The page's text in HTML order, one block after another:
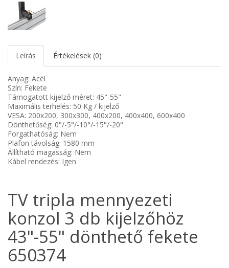
Leírás Értékelések (0)
Anyag: Acél
Szín: Fekete
Támogatott kijelző méret: 45"-55"
Maximális terhelés: 50 Kg / kijelző
VESA: 200x200, 300x300, 400x200, 400x400, 600x400
Dönthetőség: 0°/-5°/-10°/-15°/-20°
Forgathatóság: Nem
Plafon távolság: 1580 mm
Állítható magasság: Nem
Kábel rendezés: Igen
TV tripla mennyezeti
konzol 3 db kijelzőhöz
43"-55" dönthető fekete
650374